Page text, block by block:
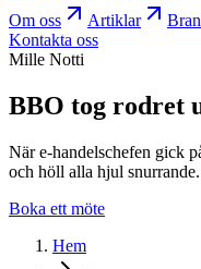
Om oss
Artiklar
Kontakta oss
Mille Notti
BBO tog rodret
När e-handelschefen gick
och höll alla hjul snurrande.
Boka ett möte
Hem